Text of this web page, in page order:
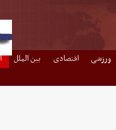
ورزشی اقتصادی بین الملل